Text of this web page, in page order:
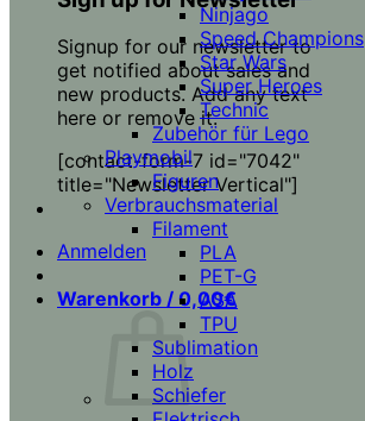
Signup for our newsletter to
get notified about sales and
new products. Add any text
here or remove it.
[contact-form-7 id="7042"
title="Newsletter Vertical"]
Anmelden
Warenkorb / 0,00€
Ninjago
Speed Champions
Star Wars
Super Heroes
Technic
Zubehör für Lego
Playmobil
Figuren
Verbrauchsmaterial
Filament
PLA
PET-G
ASA
TPU
Sublimation
Holz
Schiefer